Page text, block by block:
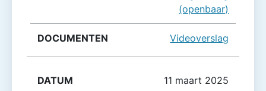
(openbaar)
Videoverslag
11 maart 2025